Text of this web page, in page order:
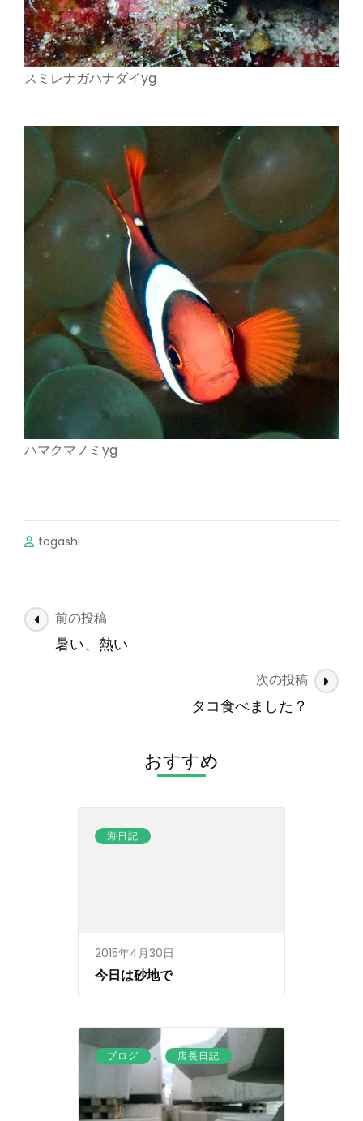
スミレナガハナダイyg
ハマクマノミyg
togashi
投
稿
前の投稿
暑い、熱い
次の投稿
タコ食べました？
おすすめ
海日記
2015年4月30日
今日は砂地で
ブログ 、 店長日記